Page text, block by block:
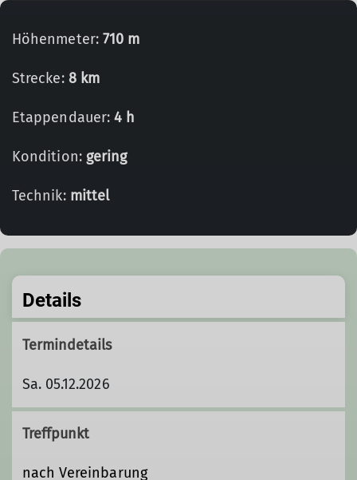
Höhenmeter: 710 m
Strecke: 8 km
Etappendauer:4 h
Kondition: gering
Technik: mittel
Details
Termindetails
Sa. 05.12.2026
Treffpunkt
nach Vereinbarung